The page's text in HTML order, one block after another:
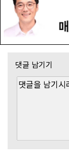
댓글 남기기